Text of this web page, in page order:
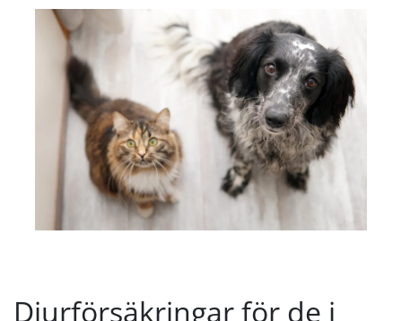
Djurförsäkringar för de i